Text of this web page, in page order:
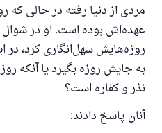
مردی از دنیا رفته در حالی که
عهده‌اش بوده است. او در شوال
روزه‌هایش سهل‌انگاری کرد، در
به جایش روزه بگیرد یا آنکه
نذر و کفاره است؟
آنان پاسخ دادند: